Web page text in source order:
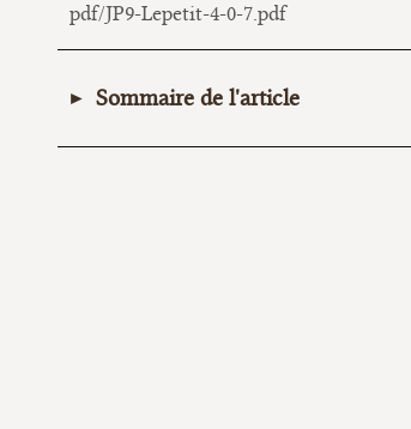
pdf/JP9-Lepetit-4-0-7.pdf
Sommaire de l'article
TROISIÈME PARTIE : L’IMPASSE.